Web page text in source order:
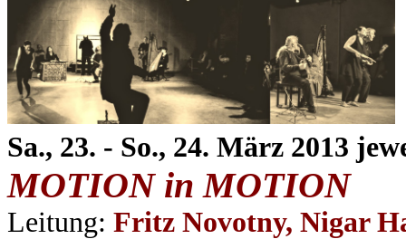
Sa., 23. - So., 24. März 2013
MOTION in MOTION
Leitung: Fritz Novotny, Nigar